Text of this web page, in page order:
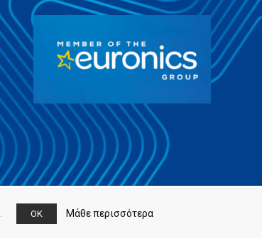
OK Μάθε περισσότερα